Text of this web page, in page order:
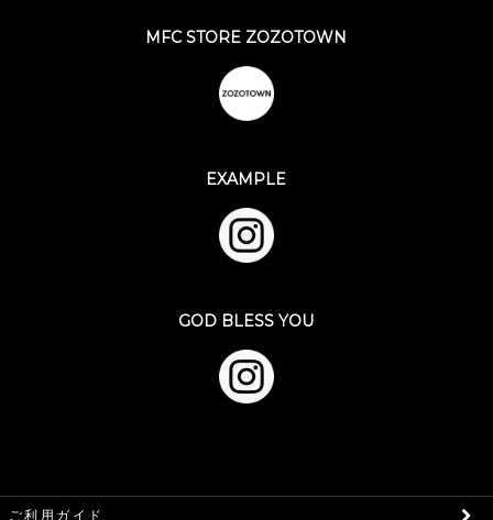
MFC STORE ZOZOTOWN
EXAMPLE
GOD BLESS YOU
ご利用ガイド